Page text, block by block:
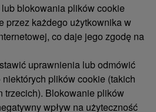
blokowania plików cookie
przez każdego użytkownika w
co daje jego zgodę na
uprawnienia lub odmówić
plików cookie (takich
trzecich). Blokowanie plików
wpływ na użyteczność